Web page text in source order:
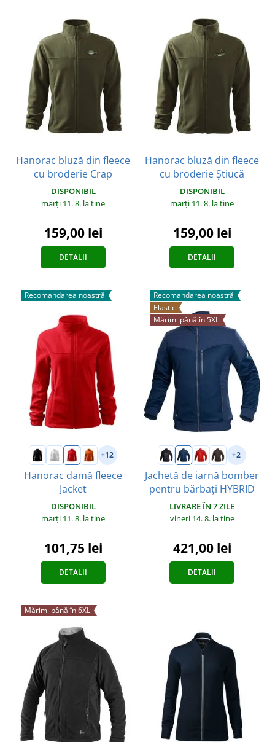
Hanorac bluză din fleece
cu broderie Crap
DISPONIBIL
marți 11. 8. la tine
159,00 lei
DETALII
Hanorac bluză din fleece
cu broderie Știucă
DISPONIBIL
marți 11. 8. la tine
159,00 lei
DETALII
Recomandarea noastră
+12
Hanorac damă fleece
Jacket
DISPONIBIL
marți 11. 8. la tine
101,75 lei
DETALII
Recomandarea noastră
Elastic
Mărimi până în 5XL
+2
Jachetă de iarnă bomber
pentru bărbați HYBRID
LIVRARE ÎN 7 ZILE
vineri 14. 8. la tine
421,00 lei
DETALII
Mărimi până în 6XL